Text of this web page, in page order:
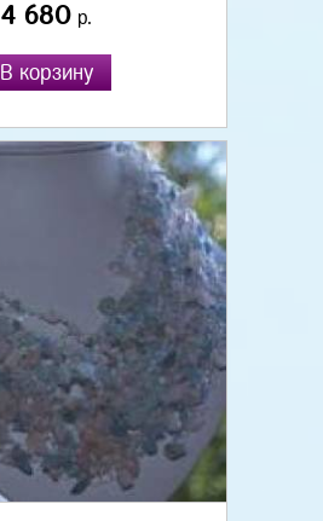
4 680р.
В корзину